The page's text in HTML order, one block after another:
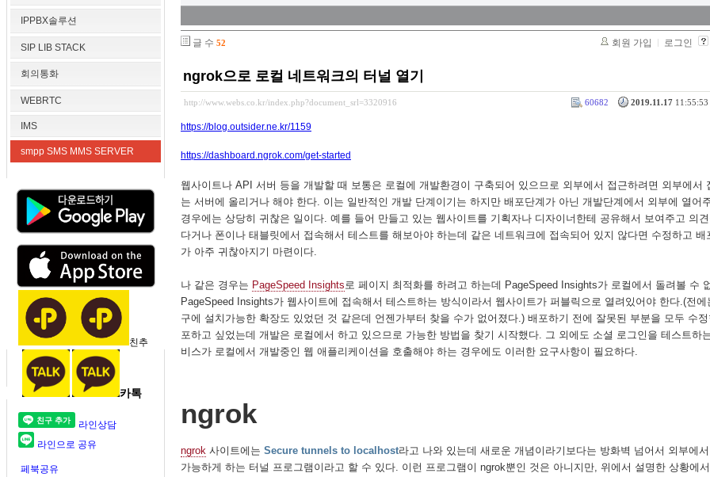
IPPBX솔루션
SIP LIB STACK
회의통화
WEBRTC
IMS
smpp SMS MMS SERVER
친추
카톡
라인상담
라인으로 공유
페북공유
글 수 52 회원 가입 로그인
ngrok으로 로컬 네트워크의 터널 열기
http://www.webs.co.kr/index.php?document_srl=3320916 2019.11.17
60682
https://blog.outsider.ne.kr/1159
https://dashboard.ngrok.com/get-started
웹사이트나 API 서버 등을 개발할 때 보통은 로컬에 개발환경이 구축되어 있으므로 외부에서 접근하려면 외부에서
는 서버에 올리거나 해야 한다. 이는 일반적인 개발 단계이기는 하지만 배포단계가 아닌 개발단계에서 외부에 열어
경우에는 상당히 귀찮은 일이다. 예를 들어 만들고 있는 웹사이트를 기획자나 디자이너한테 공유해서 보여주고 의
다거나 폰이나 태블릿에서 접속해서 테스트를 해보아야 하는데 같은 네트워크에 접속되어 있지 않다면 수정하고 배
가 아주 귀찮아지기 마련이다.
나 같은 경우는 PageSpeed Insights로 페이지 최적화를 하려고 하는데 PageSpeed Insights가 로컬에서 돌려볼 수
PageSpeed Insights가 웹사이트에 접속해서 테스트하는 방식이라서 웹사이트가 퍼블릭으로 열려있어야 한다.(전에
구에 설치가능한 확장도 있었던 것 같은데 언젠가부터 찾을 수가 없어졌다.) 배포하기 전에 잘못된 부분을 모두 수
포하고 싶었는데 개발은 로컬에서 하고 있으므로 가능한 방법을 찾기 시작했다. 그 외에도 소셜 로그인을 테스트하
비스가 로컬에서 개발중인 웹 애플리케이션을 호출해야 하는 경우에도 이러한 요구사항이 필요하다.
ngrok
ngrok 사이트에는 Secure tunnels to localhost라고 나와 있는데 새로운 개념이라기보다는 방화벽 넘어서 외부에
가능하게 하는 터널 프로그램이라고 할 수 있다. 이런 프로그램이 ngrok뿐인 것은 아니지만, 위에서 설명한 상황에